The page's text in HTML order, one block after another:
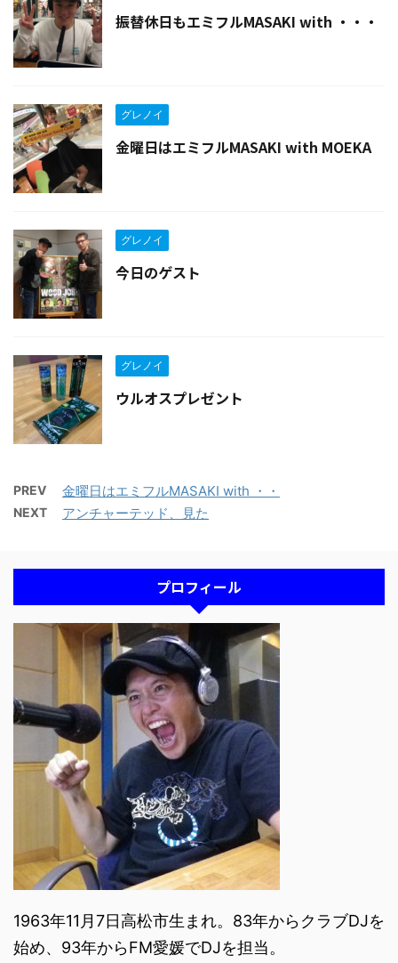
振替休日もエミフルMASAKI with ・・・
グレノイ
金曜日はエミフルMASAKI with MOEKA
グレノイ
今日のゲスト
グレノイ
ウルオスプレゼント
PREV 金曜日はエミフルMASAKI with ・・
NEXT アンチャーテッド、見た
プロフィール
1963年11月7日高松市生まれ。83年からクラブDJを
始め、93年からFM愛媛でDJを担当。